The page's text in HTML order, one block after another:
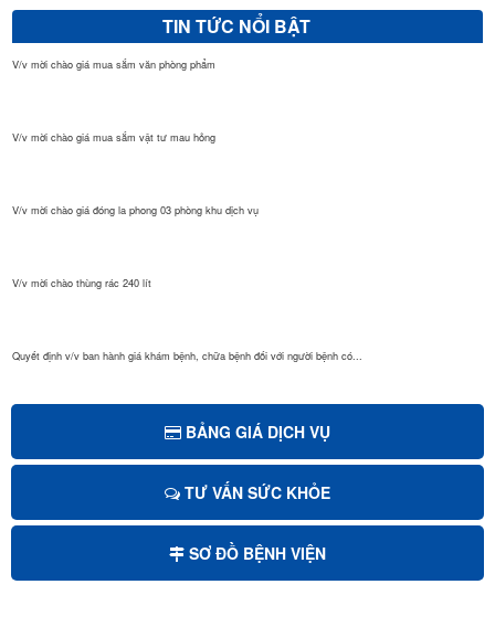
TIN TỨC NỔI BẬT
V/v mời chào giá mua sắm văn phòng phẩm
V/v mời chào giá mua sắm vật tư mau hỏng
V/v mời chào giá đóng la phong 03 phòng khu dịch vụ
V/v mời chào thùng rác 240 lít
Quyết định v/v ban hành giá khám bệnh, chữa bệnh đối với người bệnh có...
Quyết định Giá dịch vụ khám bệnh, chữa bệnh theo yêu cầu áp dụng tại B...
Mời chào giá sửa chữa, cải tạo và nâng nền sảnh chính bệnh viện...
BẢNG GIÁ DỊCH VỤ
TƯ VẤN SỨC KHỎE
SƠ ĐỒ BỆNH VIỆN